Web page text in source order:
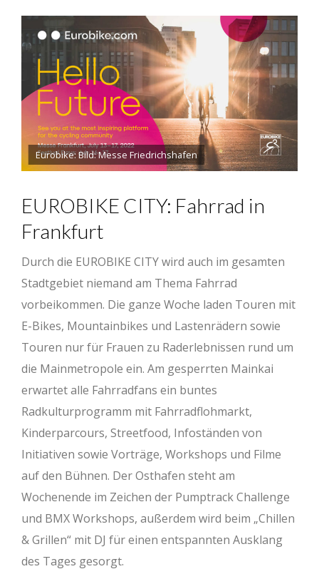
Eurobike: Bild: Messe Friedrichshafen
EUROBIKE CITY: Fahrrad in
Frankfurt
Durch die EUROBIKE CITY wird auch im gesamten
Stadtgebiet niemand am Thema Fahrrad
vorbeikommen. Die ganze Woche laden Touren mit
E-Bikes, Mountainbikes und Lastenrädern sowie
Touren nur für Frauen zu Raderlebnissen rund um
die Mainmetropole ein. Am gesperrten Mainkai
erwartet alle Fahrradfans ein buntes
Radkulturprogramm mit Fahrradflohmarkt,
Kinderparcours, Streetfood, Infoständen von
Initiativen sowie Vorträge, Workshops und Filme
auf den Bühnen. Der Osthafen steht am
Wochenende im Zeichen der Pumptrack Challenge
und BMX Workshops, außerdem wird beim „Chillen
& Grillen“ mit DJ für einen entspannten Ausklang
des Tages gesorgt.